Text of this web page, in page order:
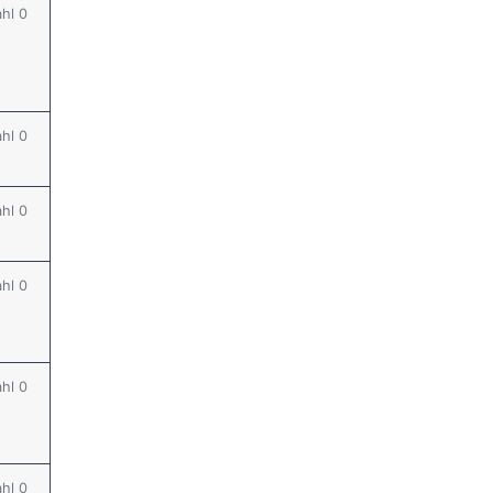
0
0
0
0
0
0